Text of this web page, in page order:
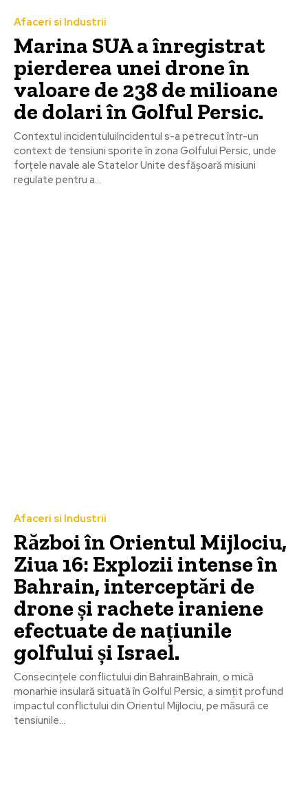
Afaceri si Industrii
Marina SUA a înregistrat
pierderea unei drone în
valoare de 238 de milioane
de dolari în Golful Persic.
Contextul incidentuluiIncidentul s-a petrecut într-un
context de tensiuni sporite în zona Golfului Persic, unde
forțele navale ale Statelor Unite desfășoară misiuni
regulate pentru a...
Afaceri si Industrii
Război în Orientul Mijlociu,
Ziua 16: Explozii intense în
Bahrain, interceptări de
drone și rachete iraniene
efectuate de națiunile
golfului și Israel.
Consecințele conflictului din BahrainBahrain, o mică
monarhie insulară situată în Golful Persic, a simțit profund
impactul conflictului din Orientul Mijlociu, pe măsură ce
tensiunile...